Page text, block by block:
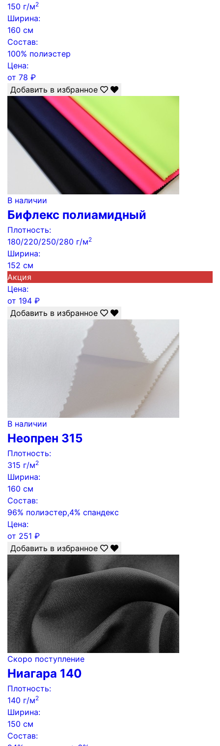
150 г/м2
Ширина:
160 см
Состав:
100% полиэстер
Цена:
от 78 ₽
Добавить в избранное
В наличии
Бифлекс полиамидный
Плотность:
180/220/250/280 г/м2
Ширина:
152 см
Акция
Цена:
от 194 ₽
Добавить в избранное
В наличии
Неопрен 315
Плотность:
315 г/м2
Ширина:
160 см
Состав:
96% полиэстер,4% спандекс
Цена:
от 251 ₽
Добавить в избранное
Скоро поступление
Ниагара 140
Плотность:
140 г/м2
Ширина:
150 см
Состав: